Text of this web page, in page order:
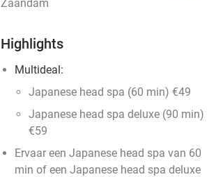
Zaandam
Highlights
Multideal:
Japanese head spa (60 min) €49
Japanese head spa deluxe (90 min)
€59
Ervaar een Japanese head spa van 60
min of een Japanese head spa deluxe